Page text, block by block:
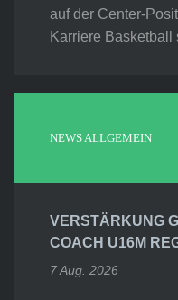
auf der Center-
Karriere
NEWS ALLGEMEIN
VERSTÄRKUNG
COACH U16M
7 Aug. 2026